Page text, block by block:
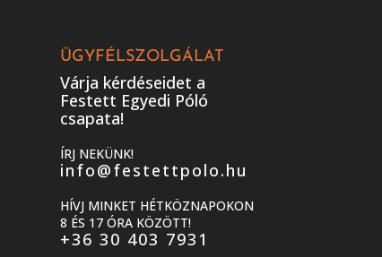
ÜGYFÉLSZOLGÁLAT
Várja kérdéseidet a
Festett Egyedi Póló
csapata!
ÍRJ NEKÜNK!
info@festettpolo.hu
HÍVJ MINKET HÉTKÖZNAPOKON
8 ÉS 17 ÓRA KÖZÖTT!
+36 30 403 7931